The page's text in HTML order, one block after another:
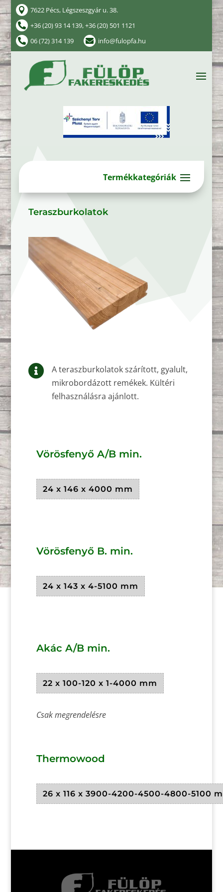
 7622 Pécs, Légszeszgyár u. 38.
 +36 (20) 93 14 139, +36 (20) 501 1121
 06 (72) 314 139  info@fulopfa.hu
Teraszburkolatok

A teraszburkolatok szárított, gyalult,
mikrobordázott remékek. Kültéri
felhasználásra ajánlott.
Vörösfenyő A/B min.
24 x 146 x 4000 mm
Vörösfenyő B. min.
24 x 143 x 4-5100 mm
Akác A/B min.
22 x 100-120 x 1-4000 mm
Csak megrendelésre
Thermowood
26 x 116 x 3900-4200-4500-4800-5100